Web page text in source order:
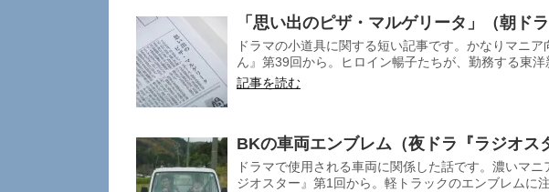
「思い出のピザ・マルゲリータ」（朝ド
ドラマの小道具に関する短い記事です。かなりマニ
ん』第39回から。ヒロイン暢子たちが、勤務する東洋
記事を読む
BKの車両エンブレム（夜ドラ『ラジオス
ドラマで使用される車両に関係した話です。濃いマ
ジオスター』第1回から。軽トラックのエンブレムに